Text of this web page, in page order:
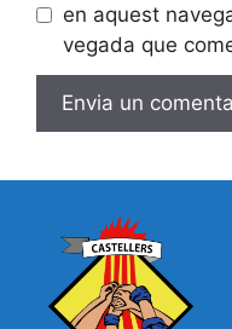
en aquest
vegada que